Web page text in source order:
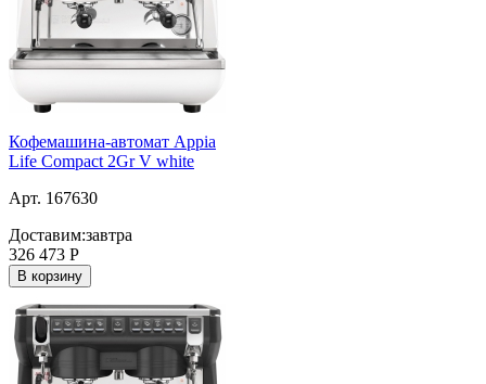
Кофемашина-автомат Appia
Life Compact 2Gr V white
Арт. 167630
Доставим:завтра
326 473 Р
В корзину